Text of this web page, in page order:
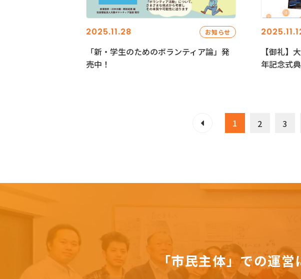
2025.11.28 お知らせ
「新・学生のためのボランティア論」発
売中！
【御礼】
年記念式典
1 2 3
「市民主体」での運